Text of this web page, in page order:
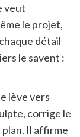
veut
le projet,
détail
le savent :
lève vers
corrige le
plan. Il affirme